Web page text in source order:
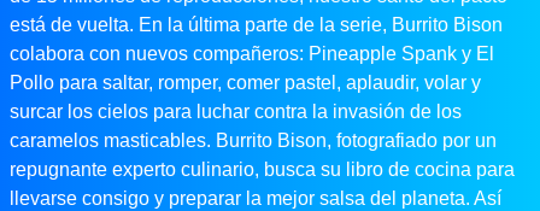
está de vuelta. En la última parte de la serie, Burrito Bison
colabora con nuevos compañeros: Pineapple Spank y El
Pollo para saltar, romper, comer pastel, aplaudir, volar y
surcar los cielos para luchar contra la invasión de los
caramelos masticables. Burrito Bison, fotografiado por un
repugnante experto culinario, busca su libro de cocina para
llevarse consigo y preparar la mejor salsa del planeta. Así